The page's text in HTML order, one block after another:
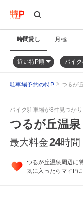
時間貸し 月極
近い特P順 バイ
駐車場予約の特P つるが
バイク駐車場が8件見つかり
つるが丘温泉
最大料金24時間
つるが丘温泉周辺に
気に入ったらマイPに